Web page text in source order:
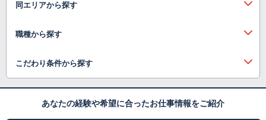
同エリアから探す
職種から探す
こだわり条件から探す
あなたの経験や希望に合ったお仕事情報をご紹介